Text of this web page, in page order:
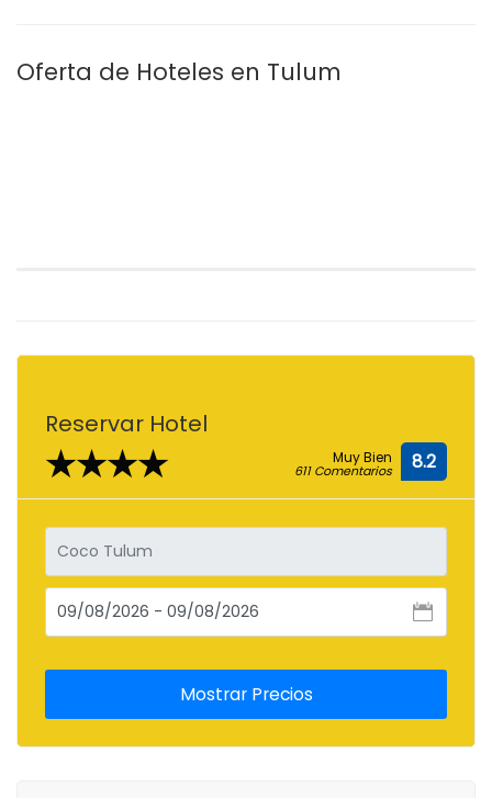
Oferta de Hoteles en Tulum
Reservar Hotel
★★★★ Muy Bien
611 Comentarios 8.2